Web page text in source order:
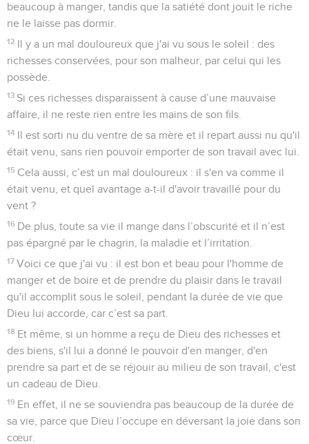
beaucoup à manger, tandis que la satiété dont jouit le riche
ne le laisse pas dormir.
12 Il y a un mal douloureux que j'ai vu sous le soleil : des
richesses conservées, pour son malheur, par celui qui les
possède.
13 Si ces richesses disparaissent à cause d’une mauvaise
affaire, il ne reste rien entre les mains de son fils.
14 Il est sorti nu du ventre de sa mère et il repart aussi nu qu'il
était venu, sans rien pouvoir emporter de son travail avec lui.
15 Cela aussi, c’est un mal douloureux : il s'en va comme il
était venu, et quel avantage a-t-il d'avoir travaillé pour du
vent ?
16 De plus, toute sa vie il mange dans l’obscurité et il n’est
pas épargné par le chagrin, la maladie et l’irritation.
17 Voici ce que j'ai vu : il est bon et beau pour l'homme de
manger et de boire et de prendre du plaisir dans le travail
qu'il accomplit sous le soleil, pendant la durée de vie que
Dieu lui accorde, car c’est sa part.
18 Et même, si un homme a reçu de Dieu des richesses et
des biens, s'il lui a donné le pouvoir d'en manger, d'en
prendre sa part et de se réjouir au milieu de son travail, c'est
un cadeau de Dieu.
19 En effet, il ne se souviendra pas beaucoup de la durée de
sa vie, parce que Dieu l’occupe en déversant la joie dans son
cœur.